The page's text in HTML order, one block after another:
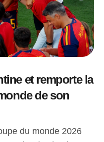
et remporte la
de son
du monde 2026